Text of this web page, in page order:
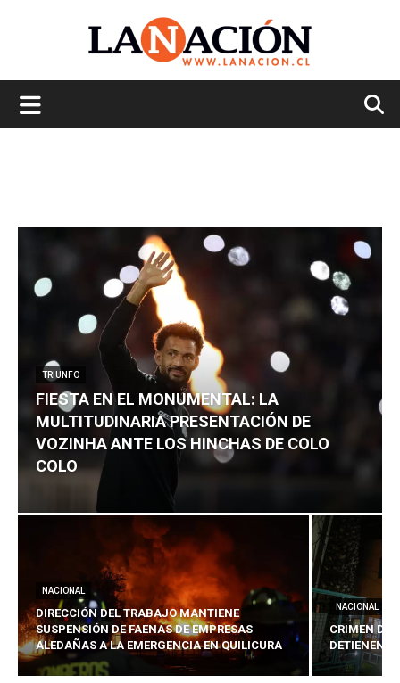
TRIUNFO
FIESTA EN EL MONUMENTAL: LA
MULTITUDINARIA PRESENTACIÓN DE
VOZINHA ANTE LOS HINCHAS DE COLO
COLO
NACIONAL
DIRECCIÓN DEL TRABAJO MANTIENE
SUSPENSIÓN DE FAENAS DE EMPRESAS
ALEDAÑAS A LA EMERGENCIA EN QUILICURA
NACIONAL
CRIMEN DE
DETIENEN